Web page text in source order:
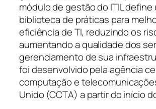
módulo de gestão do ITIL define
biblioteca de práticas para
eficiência de TI, reduzindo os
aumentando a qualidade dos
gerenciamento de sua
foi desenvolvido pela agência
computação e
Unido (CCTA) a partir do início